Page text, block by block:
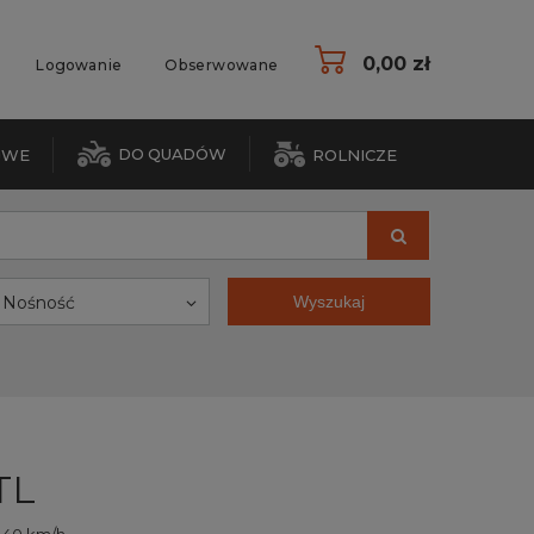
Logowanie Obserwowane 0,00 zł
DO QUADÓW ROLNICZE
Nośność Wyszukaj